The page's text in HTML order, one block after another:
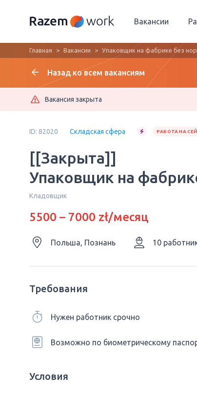
Вакансии
Главная Вакансии Упаковщик на фабрике без
Назад ко всем вакансиям
Вакансия закрыта
ID: 82020 Складская сфера РАБОТА НА
[[Закрыта]]
Упаковщик на
Кладовщик
5500 – 7000 zł/месяц
Польша, Познань 10
Требования
Нужен работник срочно
Возможно по биометрическому
Условия